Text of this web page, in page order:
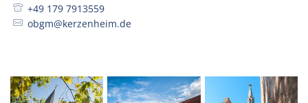
+49 179 7913559
obgm@kerzenheim.de